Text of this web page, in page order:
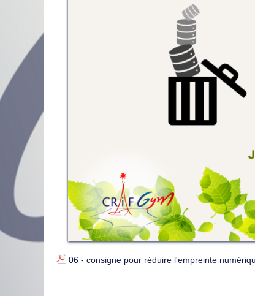
06 - consigne pour réduire l'empreinte